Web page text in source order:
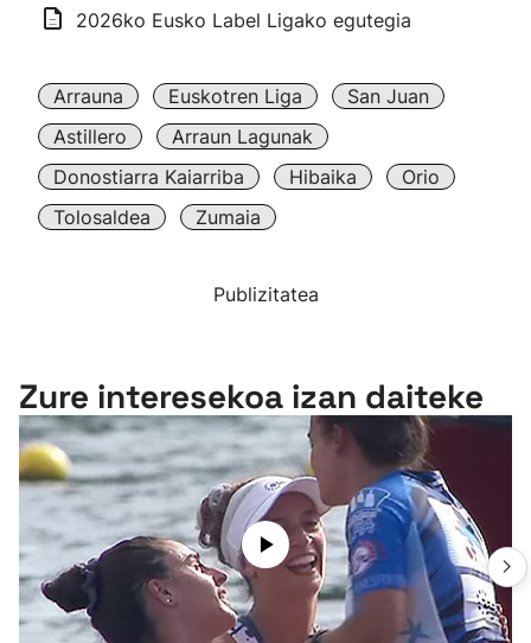
2026ko Eusko Label Ligako egutegia
Arrauna Euskotren Liga
San Juan
Astillero
Arraun Lagunak
Donostiarra Kaiarriba
Hibaika
Orio
Tolosaldea
Zumaia
Publizitatea
Zure interesekoa izan daiteke